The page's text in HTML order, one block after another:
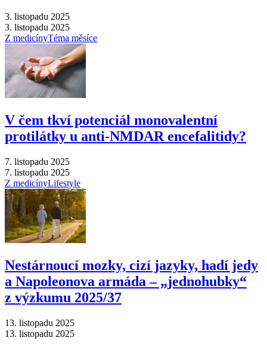
3. listopadu 2025
3. listopadu 2025
Z medicínyTéma měsíce
V čem tkví potenciál monovalentní
protilátky u anti-NMDAR encefalitidy?
7. listopadu 2025
7. listopadu 2025
Z medicínyLifestyle
Nestárnoucí mozky, cizí jazyky, hadí jedy
a Napoleonova armáda –⁠ „jednohubky“
z výzkumu 2025/37
13. listopadu 2025
13. listopadu 2025